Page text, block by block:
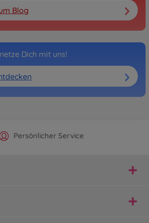
Blog
Dich mit uns!
Offizieller Hersteller Shop
Persönlicher Service
Versandkostenfrei ab 25€
Schnelle Lieferung